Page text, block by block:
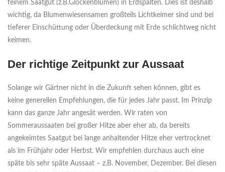
feinem Saatgut (z.B.Glockenblumen) in Erdspalten. Dies ist deshalb
wichtig, da Blumenwiesensamen großteils Lichtkeimer sind und bei
tieferer Einschüttung oder Überdeckung mit Erde schlichtweg nicht
keimen.
Der richtige Zeitpunkt zur Aussaat
Solange wir Gärtner nicht in die Zukunft sehen können, gibt es
keine generellen Empfehlungen, die für jedes Jahr passt. Im Prinzip
kann das ganze Jahr angesät werden. Wir raten von
Sommeraussaaten bei großer Hitze aber eher ab, da bereits
angekeimtes Saatgut bei lange anhaltender Hitze eher vertrocknet
als im Frühjahr oder Herbst. Wir empfehlen durchaus auch eine
späte bis sehr späte Aussaat – z.B. November, Dezember. Bei diesen